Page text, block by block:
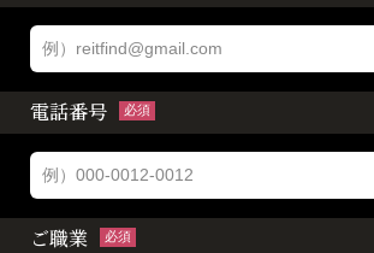
電話番号 必須
ご職業 必須